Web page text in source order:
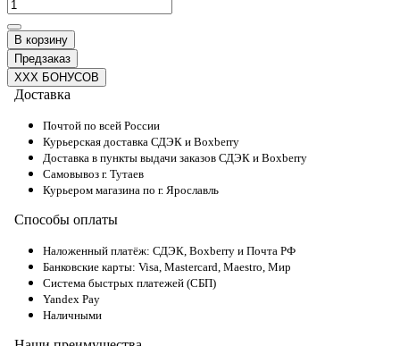
В корзину
Предзаказ
XXX БОНУСОВ
Доставка
Почтой по всей России
Курьерская доставка СДЭК и Boxberry
Доставка в пункты выдачи заказов СДЭК и Boxberry
Самовывоз г. Тутаев
Курьером магазина по г. Ярославль
Способы оплаты
Наложенный платёж: СДЭК, Boxberry и Почта РФ
Банковские карты: Visa, Mastercard, Maestro, Мир
Система быстрых платежей (СБП)
Yandex Pay
Наличными